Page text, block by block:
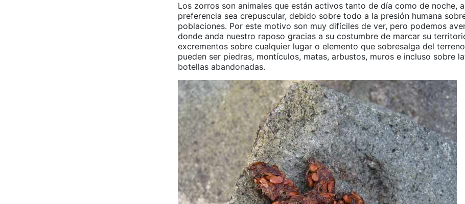
Los zorros son animales que están activos tanto de día como de noche,
preferencia sea crepuscular, debido sobre todo a la presión humana
poblaciones. Por este motivo son muy difíciles de ver, pero podemos
donde anda nuestro raposo gracias a su costumbre de marcar su
excrementos sobre cualquier lugar o elemento que sobresalga del
pueden ser piedras, montículos, matas, arbustos, muros e incluso sobre
botellas abandonadas.